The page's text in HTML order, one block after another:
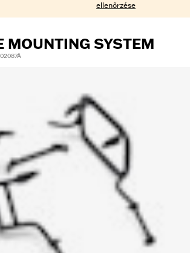
ellenőrzése
MOUNTING SYSTEM